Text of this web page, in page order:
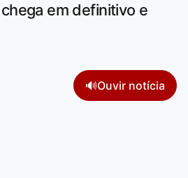
em definitivo e
🔊Ouvir notícia